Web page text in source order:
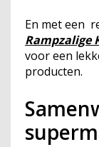
En met een
Rampzalige
voor een
producten.